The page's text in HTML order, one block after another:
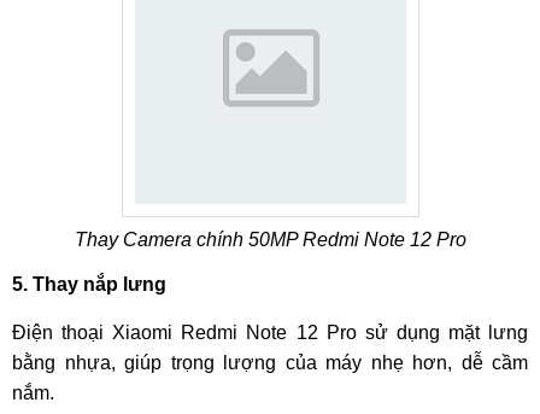
Thay Camera chính 50MP Redmi Note 12 Pro
5. Thay nắp lưng
Điện thoại Xiaomi Redmi Note 12 Pro sử dụng mặt lưng
bằng nhựa, giúp trọng lượng của máy nhẹ hơn, dễ cầm
nắm.